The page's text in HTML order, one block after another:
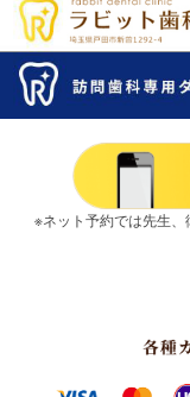
※ネット予約では先生、